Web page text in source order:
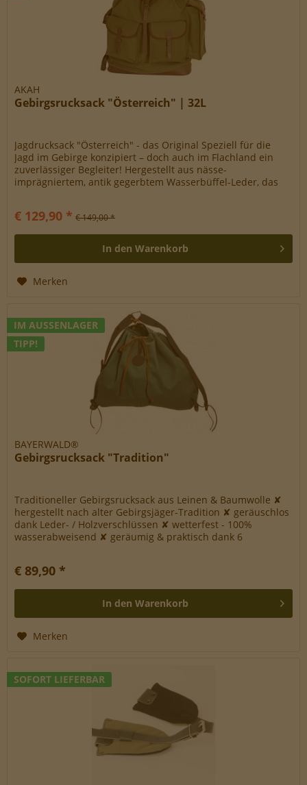
AKAH
Gebirgsrucksack "Österreich" | 32L
Jagdrucksack "Österreich" - das Original Speziell für die
Jagd im Gebirge konzipiert – doch auch im Flachland ein
zuverlässiger Begleiter! Hergestellt aus nässe-
imprägniertem, antik gegerbtem Wasserbüffel-Leder, das
€ 129,90 * € 149,00 *
In den Warenkorb
Merken
IM AUSSENLAGER
TIPP!
BAYERWALD®
Gebirgsrucksack "Tradition"
Traditioneller Gebirgsrucksack aus Leinen & Baumwolle ✘
hergestellt nach alter Gebirgsjäger-Tradition ✘ geräuschlos
dank Leder- / Holzverschlüssen ✘ wetterfest - 100%
wasserabweisend ✘ geräumig & praktisch dank 6
€ 89,90 *
In den Warenkorb
Merken
SOFORT LIEFERBAR